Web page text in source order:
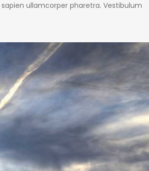
ullamcorper pharetra. Vestibulum